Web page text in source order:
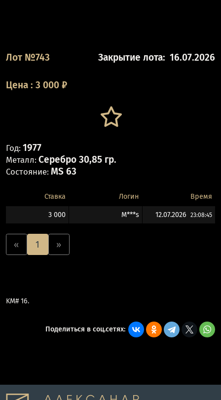
Лот №743 Закрытие лота: 16.07.2026
Цена : 3 000 ₽
Год: 1977
Металл: Серебро 30,85 гр.
Состояние: MS 63
Ставка Логин Время
3 000 M***s 12.07.2026 23:08:45
« 1 »
KM# 16.
Поделиться в соц.сетях: